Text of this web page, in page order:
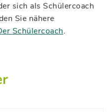
sich als Schülercoach
Sie nähere
Schülercoach.